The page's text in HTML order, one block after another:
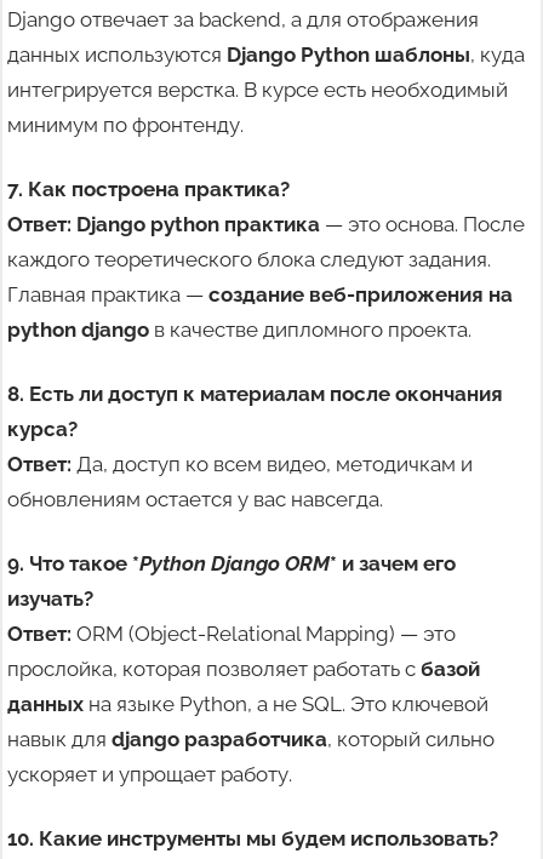
Django отвечает за backend, а для отображения
данных используются Django Python шаблоны, куда
интегрируется верстка. В курсе есть необходимый
минимум по фронтенду.
7. Как построена практика?
Ответ: Django python практика — это основа. После
каждого теоретического блока следуют задания.
Главная практика —создание веб-приложения на
python django в качестве дипломного проекта.
8. Есть ли доступ к материалам после окончания
курса?
Ответ: Да, доступ ко всем видео, методичкам и
обновлениям остается у вас навсегда.
9. Что такое *Python Django ORM* и зачем его
изучать?
Ответ: ORM (Object-Relational Mapping) — это
прослойка, которая позволяет работать сбазой
данных на языке Python, а не SQL. Это ключевой
навык дляdjango разработчика, который сильно
ускоряет и упрощает работу.
10. Какие инструменты мы будем использовать?